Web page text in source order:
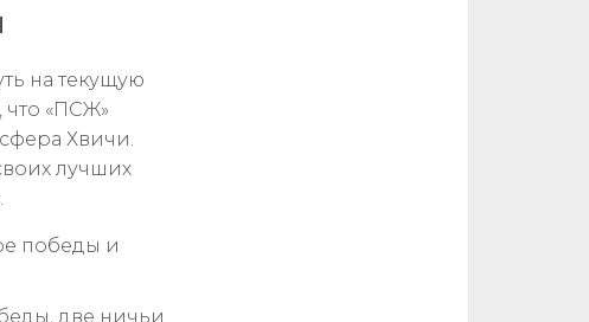
на текущую
что «ПСЖ»
Хвичи.
лучших
победы и
две ничьи